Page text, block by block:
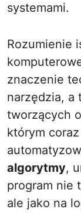
systemami.
Rozumienie
znaczenie
narzędzia, a
tworzących
którym
algorytmy,
program nie
ale jako na